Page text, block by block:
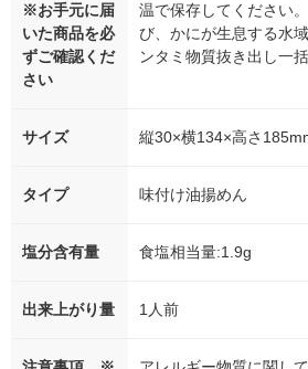
※お手元に届
いた商品を必
ずご確認くだ
さい
温で保存してください
び、かにが生息する水
ンタミ物質抜き出し一
サイズ 縦30×横134×高さ
タイプ 味付け油揚めん
塩分含有量 食塩相当量:1.9g
出来上がり量 1人前